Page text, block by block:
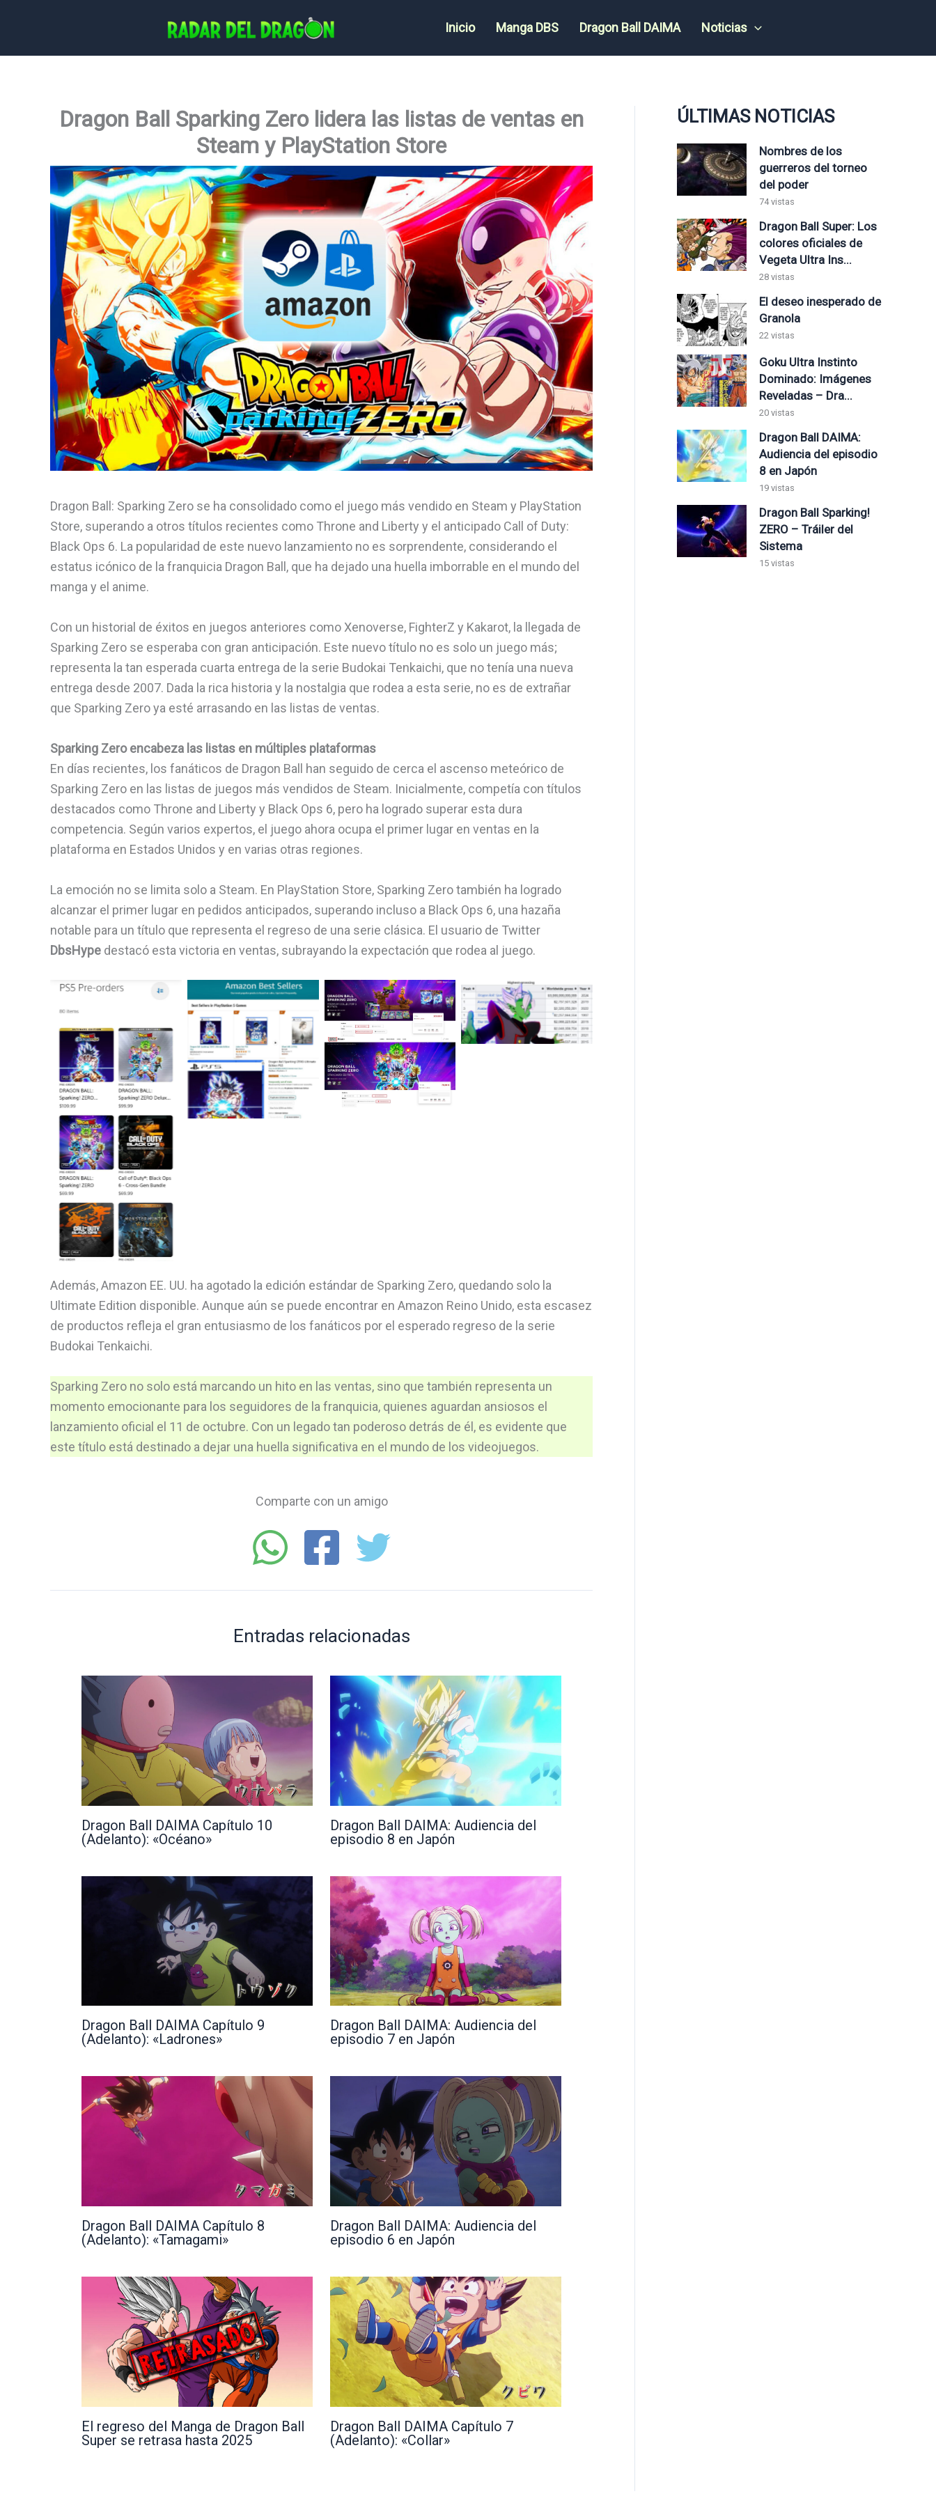
Inicio Manga DBS Dragon Ball DAIMA Noticias
Dragon Ball Sparking Zero lidera las listas de ventas en
Steam y PlayStation Store
Dragon Ball: Sparking Zero se ha consolidado como el juego más vendido en Steam y PlayStation
Store, superando a otros títulos recientes como Throne and Liberty y el anticipado Call of Duty:
Black Ops 6. La popularidad de este nuevo lanzamiento no es sorprendente, considerando el
estatus icónico de la franquicia Dragon Ball, que ha dejado una huella imborrable en el mundo del
manga y el anime.
Con un historial de éxitos en juegos anteriores como Xenoverse, FighterZ y Kakarot, la llegada de
Sparking Zero se esperaba con gran anticipación. Este nuevo título no es solo un juego más;
representa la tan esperada cuarta entrega de la serie Budokai Tenkaichi, que no tenía una nueva
entrega desde 2007. Dada la rica historia y la nostalgia que rodea a esta serie, no es de extrañar
que Sparking Zero ya esté arrasando en las listas de ventas.
Sparking Zero encabeza las listas en múltiples plataformas
En días recientes, los fanáticos de Dragon Ball han seguido de cerca el ascenso meteórico de
Sparking Zero en las listas de juegos más vendidos de Steam. Inicialmente, competía con títulos
destacados como Throne and Liberty y Black Ops 6, pero ha logrado superar esta dura
competencia. Según varios expertos, el juego ahora ocupa el primer lugar en ventas en la
plataforma en Estados Unidos y en varias otras regiones.
La emoción no se limita solo a Steam. En PlayStation Store, Sparking Zero también ha logrado
alcanzar el primer lugar en pedidos anticipados, superando incluso a Black Ops 6, una hazaña
notable para un título que representa el regreso de una serie clásica. El usuario de Twitter
DbsHype destacó esta victoria en ventas, subrayando la expectación que rodea al juego.
Además, Amazon EE. UU. ha agotado la edición estándar de Sparking Zero, quedando solo la
Ultimate Edition disponible. Aunque aún se puede encontrar en Amazon Reino Unido, esta escasez
de productos refleja el gran entusiasmo de los fanáticos por el esperado regreso de la serie
Budokai Tenkaichi.
Sparking Zero no solo está marcando un hito en las ventas, sino que también representa un
momento emocionante para los seguidores de la franquicia, quienes aguardan ansiosos el
lanzamiento oficial el 11 de octubre. Con un legado tan poderoso detrás de él, es evidente que
este título está destinado a dejar una huella significativa en el mundo de los videojuegos.
Comparte con un amigo
Entradas relacionadas
Dragon Ball DAIMA Capítulo 10
(Adelanto): «Océano»
Dragon Ball DAIMA: Audiencia del
episodio 8 en Japón
Dragon Ball DAIMA Capítulo 9
(Adelanto): «Ladrones»
Dragon Ball DAIMA: Audiencia del
episodio 7 en Japón
Dragon Ball DAIMA Capítulo 8
(Adelanto): «Tamagami»
Dragon Ball DAIMA: Audiencia del
episodio 6 en Japón
El regreso del Manga de Dragon Ball
Super se retrasa hasta 2025
Dragon Ball DAIMA Capítulo 7
(Adelanto): «Collar»
ÚLTIMAS NOTICIAS
Nombres de los
guerreros del torneo
del poder
74 vistas
Dragon Ball Super: Los
colores oficiales de
Vegeta Ultra Ins...
28 vistas
El deseo inesperado de
Granola
22 vistas
Goku Ultra Instinto
Dominado: Imágenes
Reveladas – Dra...
20 vistas
Dragon Ball DAIMA:
Audiencia del episodio
8 en Japón
19 vistas
Dragon Ball Sparking!
ZERO – Tráiler del
Sistema
15 vistas